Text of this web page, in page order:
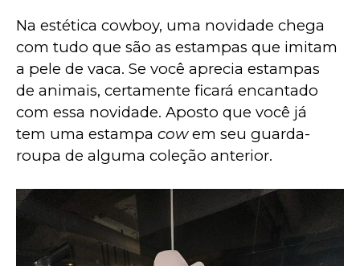
Na estética cowboy, uma novidade chega
com tudo que são as estampas que imitam
a pele de vaca. Se você aprecia estampas
de animais, certamente ficará encantado
com essa novidade. Aposto que você já
tem uma estampa cow em seu guarda-
roupa de alguma coleção anterior.